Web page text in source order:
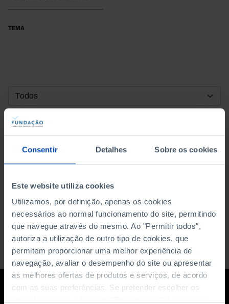
Consentir Detalhes Sobre os cookies
Este website utiliza cookies
Utilizamos, por definição, apenas os cookies
necessários ao normal funcionamento do site, permitindo
que navegue através do mesmo. Ao "Permitir todos",
autoriza a utilização de outro tipo de cookies, que
permitem proporcionar uma melhor experiência de
navegação, avaliar o desempenho do site ou apresentar
as melhores ofertas de produtos e serviços, de acordo
com as suas preferências. Se pretender escolher os
TEMA
DATA DE INÍCIO
DATA DE FIM